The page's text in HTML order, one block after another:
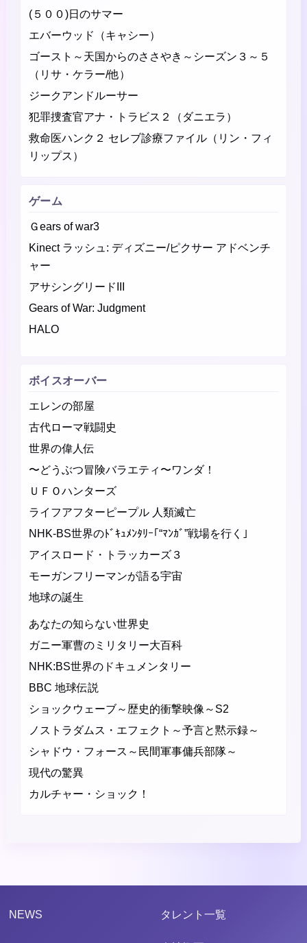
(５００)日のサマー
エバーウッド（キャシー）
ゴースト～天国からのささやき～シーズン３～５
（リサ・ケラー/他）
ジークアンドルーサー
犯罪捜査官アナ・トラビス２（ダニエラ）
救命医ハンク２ セレブ診療ファイル（リン・フィ
リップス）
ゲーム
Ｇears of war3
Kinect ラッシュ: ディズニー/ピクサー アドベンチ
ャー
アサシングリードIII
Gears of War: Judgment
HALO
ボイスオーバー
エレンの部屋
古代ローマ戦闘史
世界の偉人伝
〜どうぶつ冒険バラエティ〜ワンダ！
ＵＦＯハンターズ
ライフアフターピープル 人類滅亡
NHK-BS世界のﾄﾞｷｭﾒﾝﾀﾘｰ｢“ﾏﾝｶﾞ”戦場を行く｣
アイスロード・トラッカーズ３
モーガンフリーマンが語る宇宙
地球の誕生
あなたの知らない世界史
ガニー軍曹のミリタリー大百科
NHK:BS世界のドキュメンタリー
BBC 地球伝説
ショックウェーブ～歴史的衝撃映像～S2
ノストラダムス・エフェクト～予言と黙示録～
シャドウ・フォース～民間軍事傭兵部隊～
現代の驚異
カルチャー・ショック！
NEWS タレント一覧